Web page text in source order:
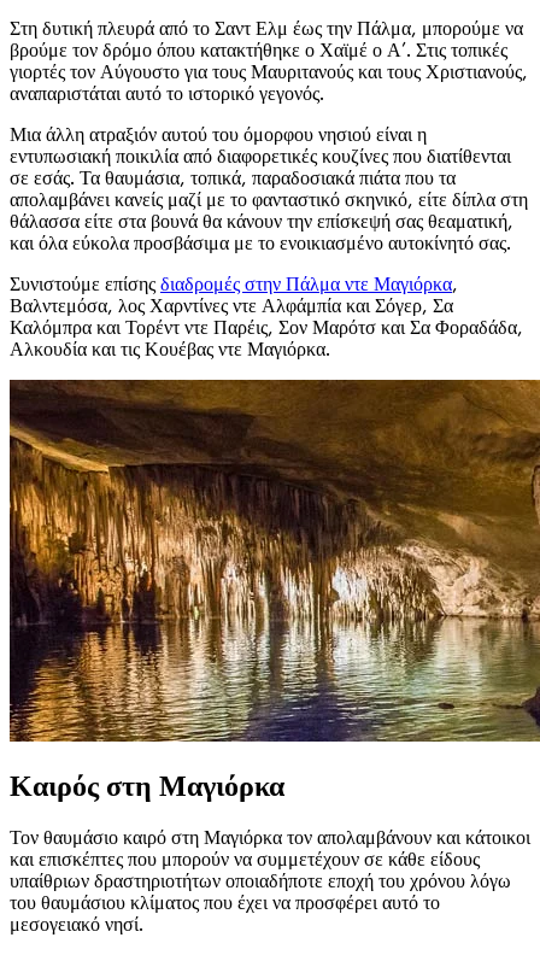
Στη δυτική πλευρά από το Σαντ Ελμ έως την Πάλμα, μπορούμε να
βρούμε τον δρόμο όπου κατακτήθηκε ο Χαϊμέ ο Α’. Στις τοπικές
γιορτές τον Αύγουστο για τους Μαυριτανούς και τους Χριστιανούς,
αναπαριστάται αυτό το ιστορικό γεγονός.
Μια άλλη ατραξιόν αυτού του όμορφου νησιού είναι η
εντυπωσιακή ποικιλία από διαφορετικές κουζίνες που διατίθενται
σε εσάς. Τα θαυμάσια, τοπικά, παραδοσιακά πιάτα που τα
απολαμβάνει κανείς μαζί με το φανταστικό σκηνικό, είτε δίπλα στη
θάλασσα είτε στα βουνά θα κάνουν την επίσκεψή σας θεαματική,
και όλα εύκολα προσβάσιμα με το ενοικιασμένο αυτοκίνητό σας.
Συνιστούμε επίσης διαδρομές στην Πάλμα ντε Μαγιόρκα,
Βαλντεμόσα, λος Χαρντίνες ντε Αλφάμπία και Σόγερ, Σα
Καλόμπρα και Τορέντ ντε Παρέις, Σον Μαρότσ και Σα Φοραδάδα,
Αλκουδία και τις Κουέβας ντε Μαγιόρκα.
Καιρός στη Μαγιόρκα
Τον θαυμάσιο καιρό στη Μαγιόρκα τον απολαμβάνουν και κάτοικοι
και επισκέπτες που μπορούν να συμμετέχουν σε κάθε είδους
υπαίθριων δραστηριοτήτων οποιαδήποτε εποχή του χρόνου λόγω
του θαυμάσιου κλίματος που έχει να προσφέρει αυτό το
μεσογειακό νησί.